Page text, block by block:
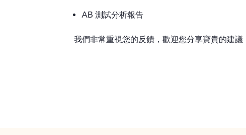
AB 測試分析報告
我們非常重視您的反饋，歡迎您分享寶貴的建議